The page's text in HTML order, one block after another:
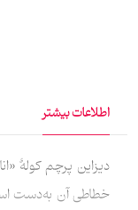
اطلاعات بیشتر
دیزاین پرچم کولهٔ
خطاطی آن به‌دست